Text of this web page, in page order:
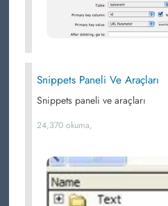
Snippets Paneli Ve Araçları
Snippets paneli ve araçları
24,370 okuma,